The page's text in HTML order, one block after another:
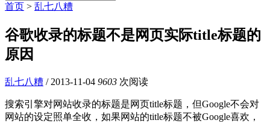
首页 > 乱七八糟
谷歌收录的标题不是网页实际title标题的
原因
乱七八糟 / 2013-11-04 9603 次阅读
搜索引擎对网站收录的标题是网页title标题，但Google不会对
网站的设定照单全收，如果网站的title标题不被Google喜欢，